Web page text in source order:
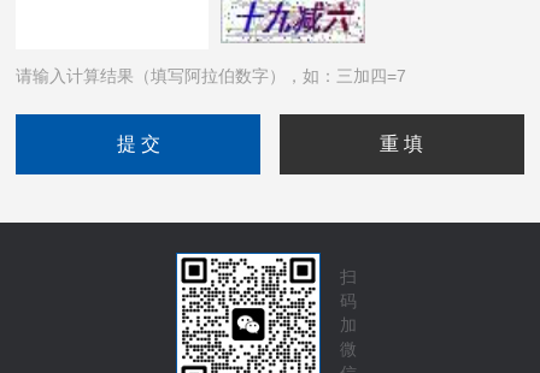
请输入计算结果（填写阿拉伯数字），如：三加四=7
扫
码
加
微